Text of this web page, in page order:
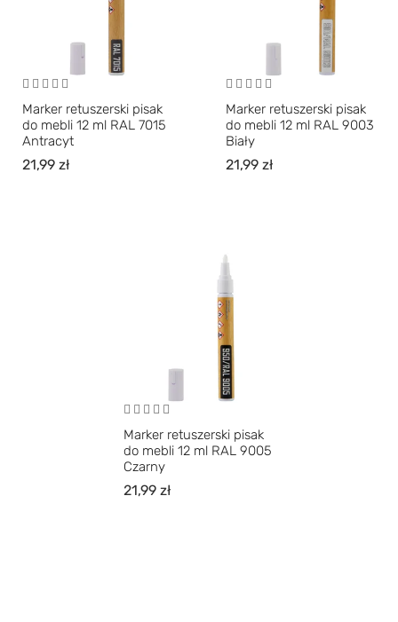
Marker retuszerski pisak
do mebli 12 ml RAL 7015
Antracyt
21,99 zł
Marker retuszerski pisak
do mebli 12 ml RAL 9003
Biały
21,99 zł
Marker retuszerski pisak
do mebli 12 ml RAL 9005
Czarny
21,99zł